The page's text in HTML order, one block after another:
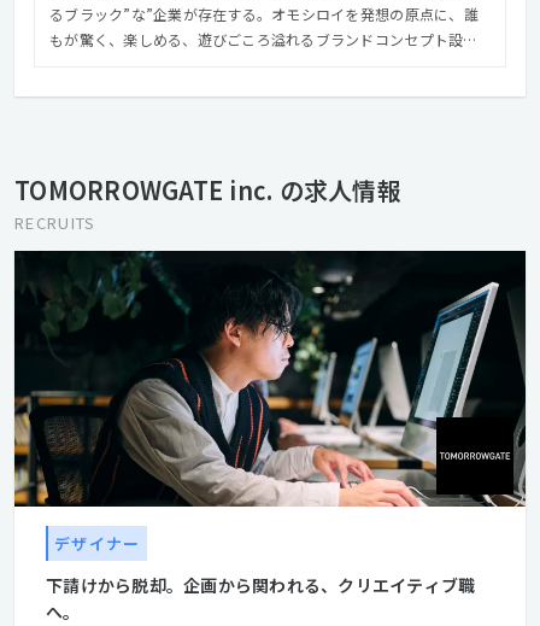
るブラック”な”企業が存在する。オモシロイを発想の原点に、誰
もが驚く、楽しめる、遊びごころ溢れるブランドコンセプト設計
TOMORROWGATE inc. の求人情報
RECRUITS
デザイナー
下請けから脱却。企画から関われる、クリエイティブ職
へ。